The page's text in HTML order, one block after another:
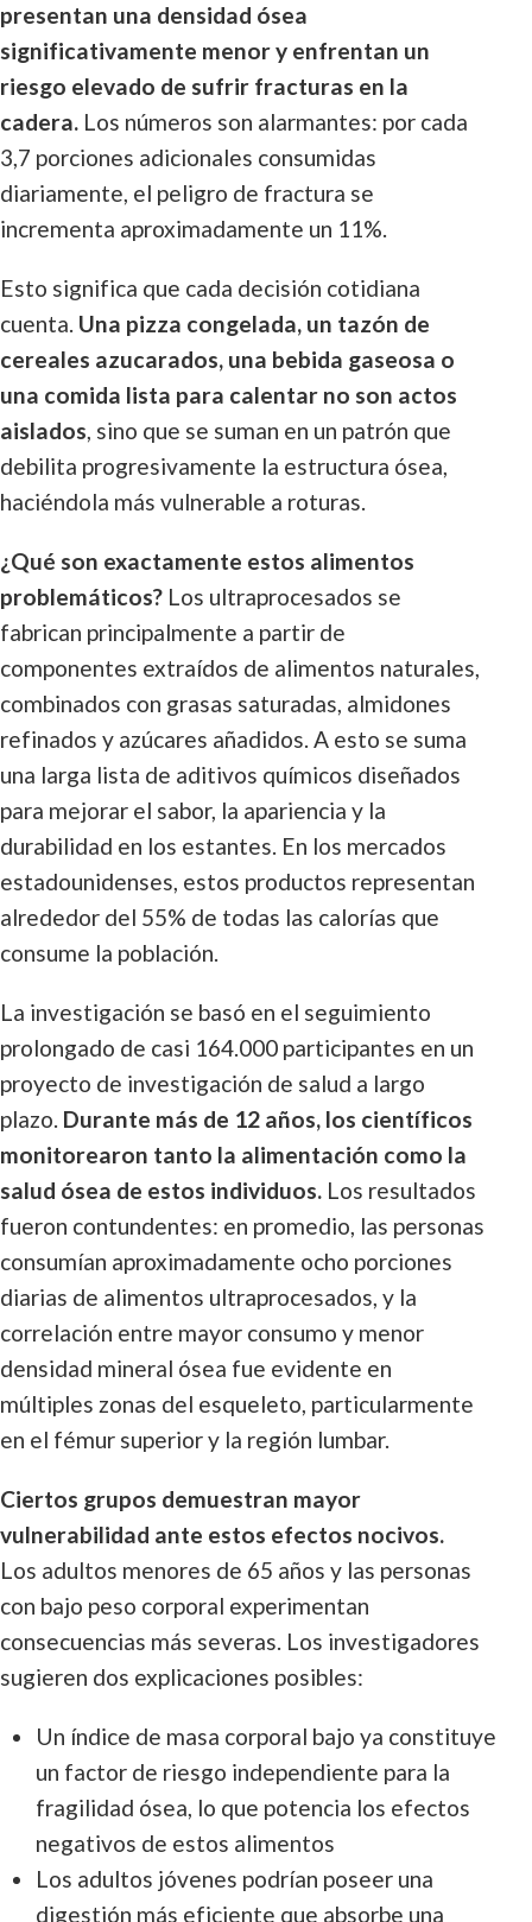
presentan una densidad ósea
significativamente menor y enfrentan un
riesgo elevado de sufrir fracturas en la
cadera. Los números son alarmantes: por cada
3,7 porciones adicionales consumidas
diariamente, el peligro de fractura se
incrementa aproximadamente un 11%.
Esto significa que cada decisión cotidiana
cuenta. Una pizza congelada, un tazón de
cereales azucarados, una bebida gaseosa o
una comida lista para calentar no son actos
aislados, sino que se suman en un patrón que
debilita progresivamente la estructura ósea,
haciéndola más vulnerable a roturas.
¿Qué son exactamente estos alimentos
problemáticos? Los ultraprocesados se
fabrican principalmente a partir de
componentes extraídos de alimentos naturales,
combinados con grasas saturadas, almidones
refinados y azúcares añadidos. A esto se suma
una larga lista de aditivos químicos diseñados
para mejorar el sabor, la apariencia y la
durabilidad en los estantes. En los mercados
estadounidenses, estos productos representan
alrededor del 55% de todas las calorías que
consume la población.
La investigación se basó en el seguimiento
prolongado de casi 164.000 participantes en un
proyecto de investigación de salud a largo
plazo. Durante más de 12 años, los científicos
monitorearon tanto la alimentación como la
salud ósea de estos individuos. Los resultados
fueron contundentes: en promedio, las personas
consumían aproximadamente ocho porciones
diarias de alimentos ultraprocesados, y la
correlación entre mayor consumo y menor
densidad mineral ósea fue evidente en
múltiples zonas del esqueleto, particularmente
en el fémur superior y la región lumbar.
Ciertos grupos demuestran mayor
vulnerabilidad ante estos efectos nocivos.
Los adultos menores de 65 años y las personas
con bajo peso corporal experimentan
consecuencias más severas. Los investigadores
sugieren dos explicaciones posibles:
Un índice de masa corporal bajo ya constituye
un factor de riesgo independiente para la
fragilidad ósea, lo que potencia los efectos
negativos de estos alimentos
Los adultos jóvenes podrían poseer una
digestión más eficiente que absorbe una